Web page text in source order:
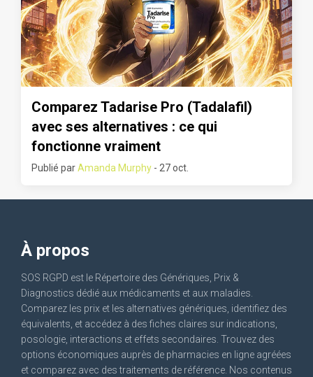
Comparez Tadarise Pro (Tadalafil)
avec ses alternatives : ce qui
fonctionne vraiment
Publié parAmanda Murphy - 27 oct.
À propos
SOS RGPD est le Répertoire des Génériques, Prix &
Diagnostics dédié aux médicaments et aux maladies.
Comparez les prix et les alternatives génériques, identifiez des
équivalents, et accédez à des fiches claires sur indications,
posologie, interactions et effets secondaires. Trouvez des
options économiques auprès de pharmacies en ligne agréées
et comparez avec des traitements de référence. Nos contenus